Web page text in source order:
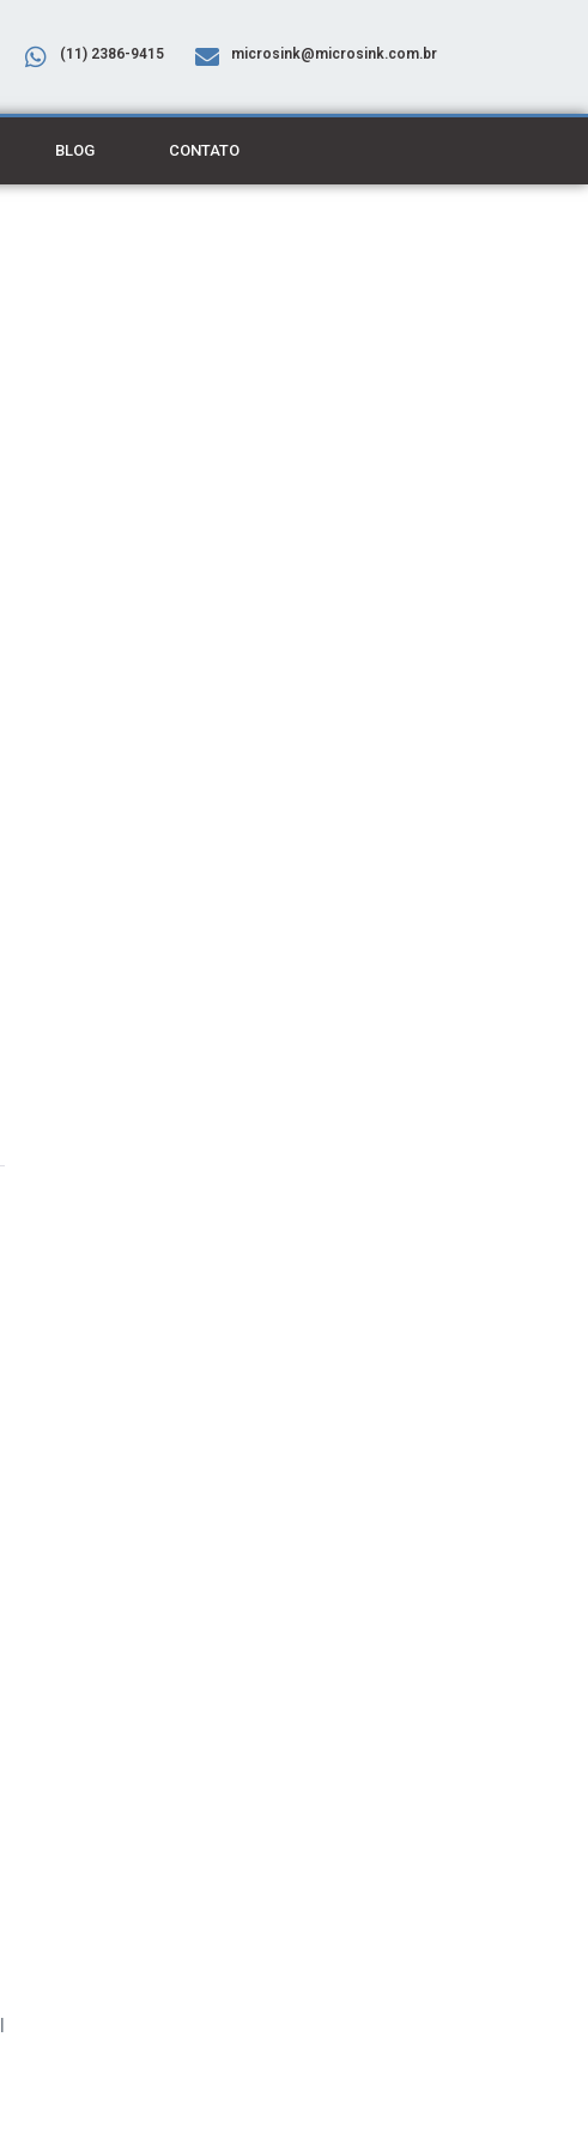
(11) 2386-9415 microsink@microsink.com.br
BLOG CONTATO